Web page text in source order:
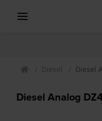
Diesel Diesel
Diesel Analog